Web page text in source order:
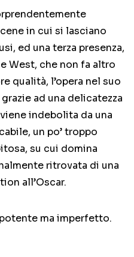
in cui si lasciano
ed una terza presenza,
West, che non fa altro
qualità, l’opera nel suo
ad una delicatezza
indebolita da una
un po’ troppo
su cui domina
ritrovata di una
all’Oscar.
ma imperfetto.